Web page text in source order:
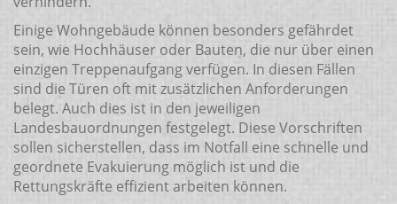
Einige Wohngebäude können besonders gefährdet
sein, wie Hochhäuser oder Bauten, die nur über einen
einzigen Treppenaufgang verfügen. In diesen Fällen
sind die Türen oft mit zusätzlichen Anforderungen
belegt. Auch dies ist in den jeweiligen
Landesbauordnungen festgelegt. Diese Vorschriften
sollen sicherstellen, dass im Notfall eine schnelle und
geordnete Evakuierung möglich ist und die
Rettungskräfte effizient arbeiten können.